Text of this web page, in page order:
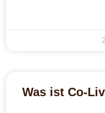
Was ist Co-